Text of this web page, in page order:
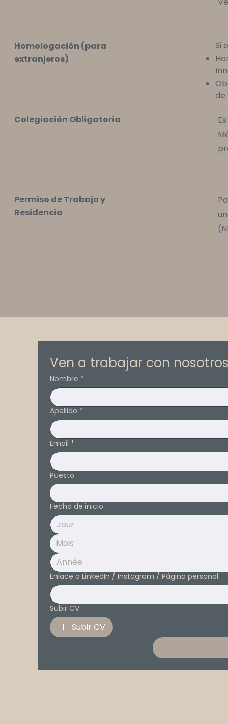
Homologación (para
extranjeros)
Colegiación Obligatoria
Permiso de Trabajo y
Residencia
Si
de
Ven a trabajar con
Nombre *
Apellido *
Email *
Puesto
Fecha de inicio
Mois
Enlace a LinkedIn / Instagram / Página personal
Subir CV
Subir CV